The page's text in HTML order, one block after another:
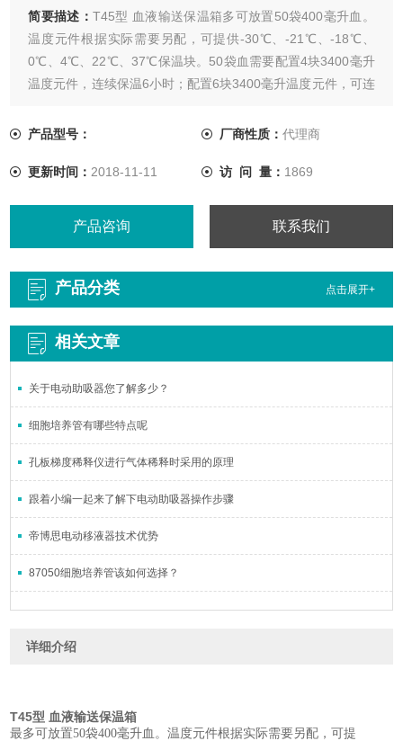
简要描述： T45型 血液输送保温箱多可放置50袋400毫升血。
温度元件根据实际需要另配，可提供-30℃、-21℃、-18℃、
0℃、4℃、22℃、37℃保温块。50袋血需要配置4块3400毫升
温度元件，连续保温6小时；配置6块3400毫升温度元件，可连
产品型号：
厂商性质： 代理商
更新时间： 2018-11-11 访 问 量： 1869
产品咨询 联系我们
产品分类 点击展开+
相关文章
关于电动助吸器您了解多少？
细胞培养管有哪些特点呢
孔板梯度稀释仪进行气体稀释时采用的原理
跟着小编一起来了解下电动助吸器操作步骤
帝博思电动移液器技术优势
87050细胞培养管该如何选择？
详细介绍
T45型 血液输送保温箱
最多可放置50袋400毫升血。温度元件根据实际需要另配，可提